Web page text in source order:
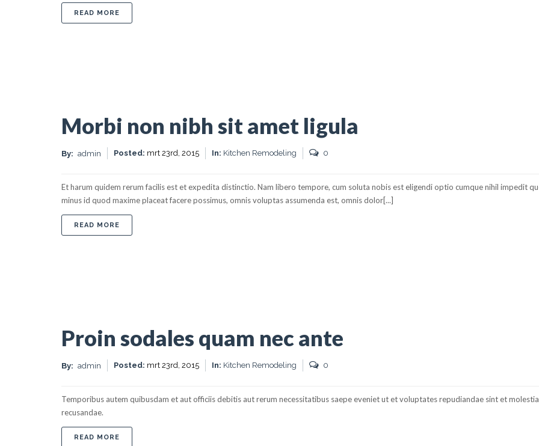
READ MORE
Morbi non nibh sit amet ligula
By: admin Posted: mrt 23rd, 2015 In: Kitchen Remodeling 0
Et harum quidem rerum facilis est et expedita distinctio. Nam libero tempore, cum soluta nobis est eligendi optio cumque nihil impedit
minus id quod maxime placeat facere possimus, omnis voluptas assumenda est, omnis dolor[...]
READ MORE
Proin sodales quam nec ante
By: admin Posted: mrt 23rd, 2015 In: Kitchen Remodeling 0
Temporibus autem quibusdam et aut officiis debitis aut rerum necessitatibus saepe eveniet ut et voluptates repudiandae sint et
recusandae.
READ MORE